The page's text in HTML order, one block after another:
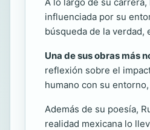
influenciada por su
búsqueda de la verdad,
Una de sus obras más
reflexión sobre el
humano con su
Además de su poesía,
realidad mexicana lo